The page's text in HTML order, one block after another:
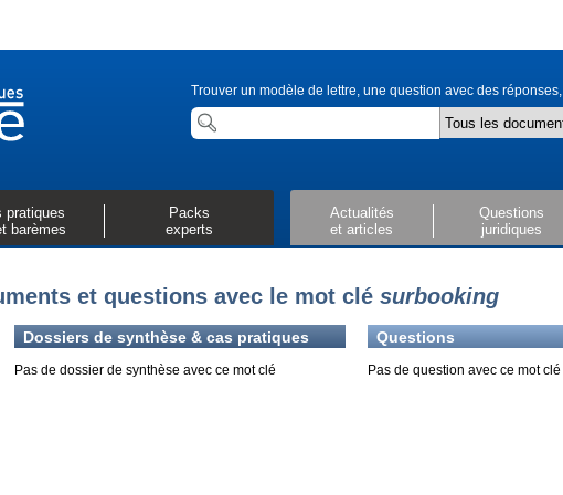
Trouver un modèle de lettre, une question avec des
pratiques
barèmes
Packs
experts
Actualités
et articles
Questions
juridiques
et questions avec le mot clé surbooking
Dossiers de synthèse & cas pratiques
Pas de dossier de synthèse avec ce mot clé
Questions
Pas de question avec ce mot clé